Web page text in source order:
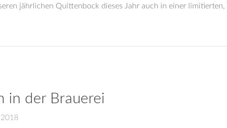
jährlichen Quittenbock dieses Jahr auch in einer
in der Brauerei